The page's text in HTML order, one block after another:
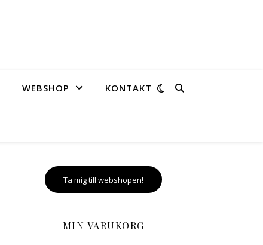
WEBSHOP KONTAKT
Ta mig till webshopen!
MIN VARUKORG